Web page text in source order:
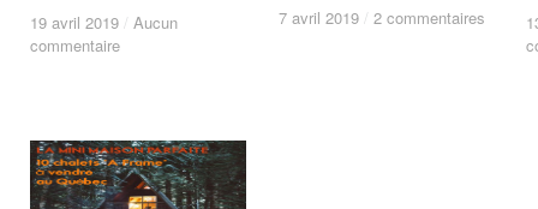
19 avril 2019 / Aucun
commentaire
19 avril 2019 / Aucun
commentaire
7 avril 2019 / 2 commentaires
7 avril 2019 / 2 commentaires